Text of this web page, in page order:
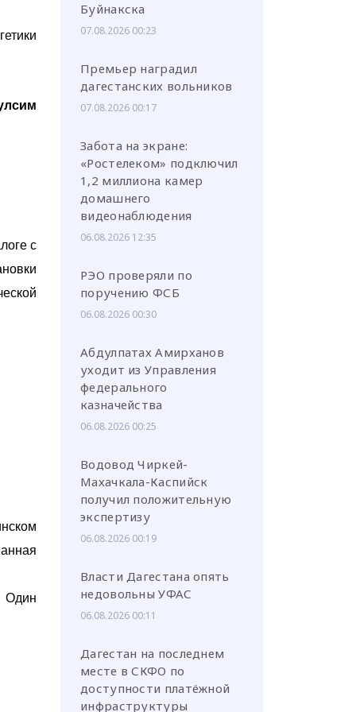
с
Один
Буйнакска
07.08.2026 00:23
Премьер наградил
дагестанских вольников
07.08.2026 00:17
Забота на экране:
«Ростелеком» подключил
1,2 миллиона камер
домашнего
видеонаблюдения
06.08.2026 12:35
РЭО проверяли по
поручению ФСБ
06.08.2026 00:30
Абдулпатах Амирханов
уходит из Управления
федерального
казначейства
06.08.2026 00:25
Водовод Чиркей-
Махачкала-Каспийск
получил положительную
экспертизу
06.08.2026 00:19
Власти Дагестана опять
недовольны УФАС
06.08.2026 00:11
Дагестан на последнем
месте в СКФО по
доступности платёжной
инфраструктуры